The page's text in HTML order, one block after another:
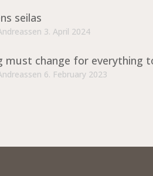
seilas
3. April 2024
must change for everything
6. February 2023